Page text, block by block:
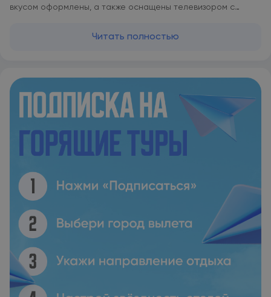
вкусом оформлены, а также оснащены телевизором с
Собственная ванная комната с душем укомплектована
багажа. За дополнительную плату для гостей организуется
трансфер от/до аэропорта. Автобусный вокзал находится
в 150 метрах. Исторический музей Ханьи расположен в 200
метрах от отеля TheJoy, а муниципальный рынок Ханьи — в
100 метрах. Расстояние до международного аэропорта
Ханьи, ближайшего к апартаментам, составляет 11 км.
Читать полностью